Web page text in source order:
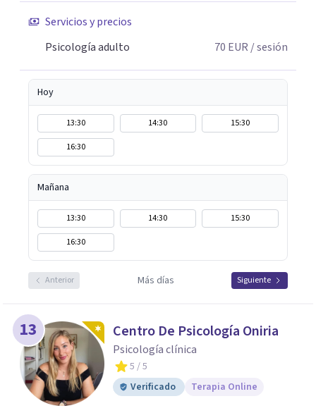
Servicios y precios
Psicología adulto
70 EUR / sesión
Hoy
13:30 14:30
15:30
16:30
Mañana
13:30 14:30
15:30
16:30
Anterior Más días Siguiente
13 Centro De Psicología Oniria
Psicología clínica
5 / 5
Verificado
Terapia Online